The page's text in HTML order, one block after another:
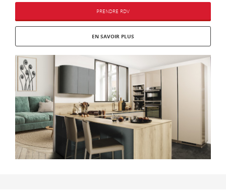
PRENDRE RDV
EN SAVOIR PLUS